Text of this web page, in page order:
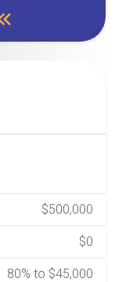
$500,000
$0
80% to $45,000